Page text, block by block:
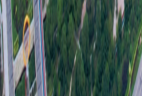
全性
履行
（